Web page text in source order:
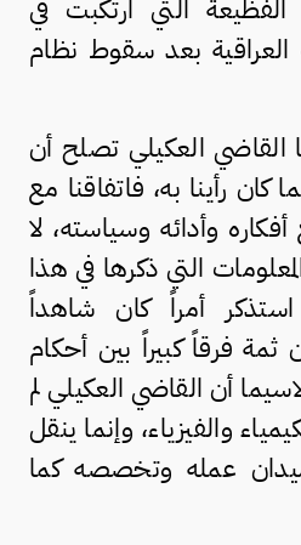
التي ارتكبت في
بعد سقوط نظام
القاضي العكيلي تصلح أن
كان رأينا به، فاتفاقنا مع
وأدائه وسياسته، لا
التي ذكرها في هذا
أمراً كان شاهداً
فرقاً كبيراً بين أحكام
أن القاضي العكيلي لم
والفيزياء، وإنما ينقل
عمله وتخصصه كما